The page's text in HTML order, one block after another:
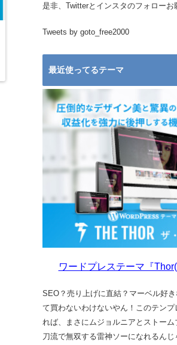
是非、Twitterとインスタのフォロー
Tweets by goto_free2000
最近使ってるテーマ
ワードプレステーマ『Thor(
SEO？売り上げに直結？マーベル好
て買わないわけないやん！このテンプ
れば、まさにムジョルニアとストー
刀流で無双する雷神ソーになれるんじ